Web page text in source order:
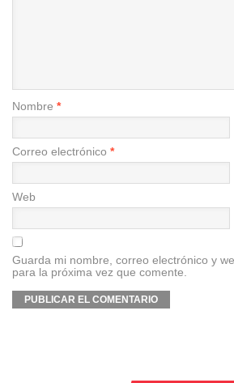
Nombre *
Correo electrónico *
Web
Guarda mi nombre, correo electrónico y
para la próxima vez que comente.